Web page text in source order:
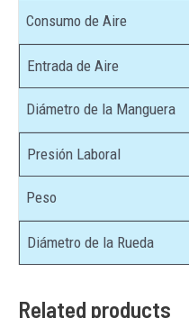
Consumo de Aire
Entrada de Aire
Diámetro de la Manguera
Presión Laboral
Peso
Diámetro de la Rueda
Related products